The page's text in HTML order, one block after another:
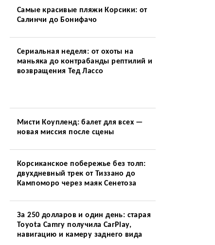
Самые красивые пляжи Корсики: от
Салинчи до Бонифачо
Сериальная неделя: от охоты на
маньяка до контрабанды рептилий и
возвращения Тед Лассо
Мисти Коупленд: балет для всех —
новая миссия после сцены
Корсиканское побережье без толп:
двухдневный трек от Тиззано до
Кампоморо через маяк Сенетоза
За 250 долларов и один день: старая
Toyota Camry получила CarPlay,
навигацию и камеру заднего вида